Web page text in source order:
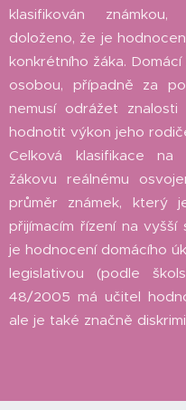
klasifikován
doloženo, že je
konkrétního žáka.
osobou, případně za
nemusí odrážet
hodnotit výkon jeho
Celková klasifikace
žákovu reálnému
průměr známek, který
přijímacím řízení na
je hodnocení domácího
legislativou (podle
48/2005 má učitel
ale je také značně